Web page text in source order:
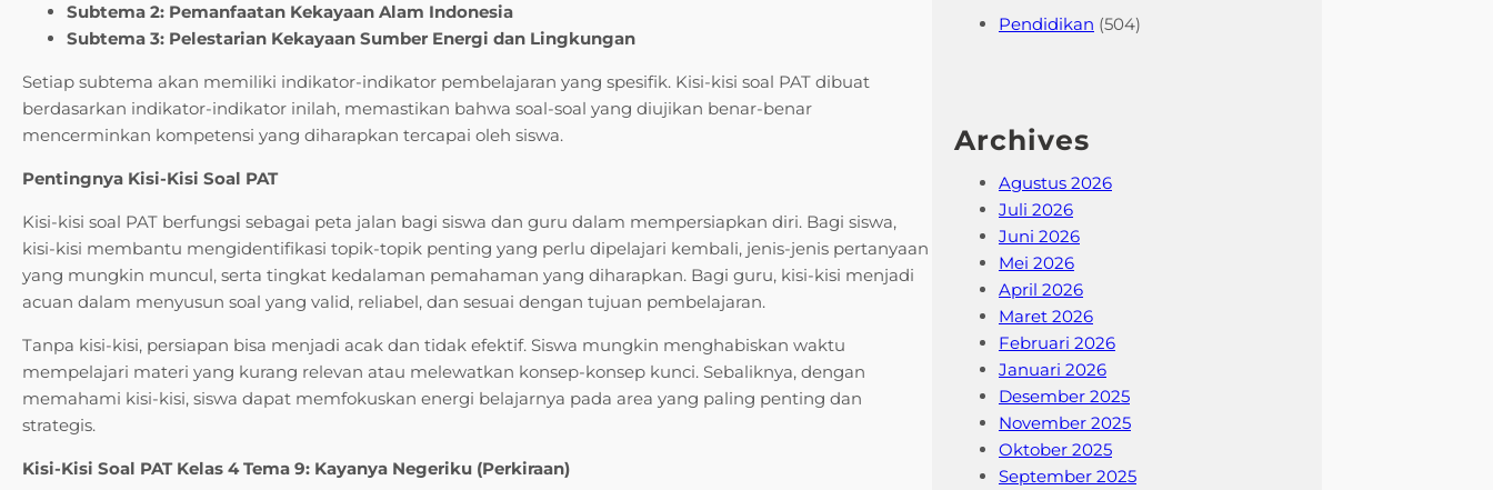
Subtema 2: Pemanfaatan Kekayaan Alam Indonesia
Subtema 3: Pelestarian Kekayaan Sumber Energi dan Lingkungan
Setiap subtema akan memiliki indikator-indikator pembelajaran yang spesifik. Kisi-kisi soal PAT dibuat
berdasarkan indikator-indikator inilah, memastikan bahwa soal-soal yang diujikan benar-benar
mencerminkan kompetensi yang diharapkan tercapai oleh siswa.
Pentingnya Kisi-Kisi Soal PAT
Kisi-kisi soal PAT berfungsi sebagai peta jalan bagi siswa dan guru dalam mempersiapkan diri. Bagi siswa,
kisi-kisi membantu mengidentifikasi topik-topik penting yang perlu dipelajari kembali, jenis-jenis pertanyaan
yang mungkin muncul, serta tingkat kedalaman pemahaman yang diharapkan. Bagi guru, kisi-kisi menjadi
acuan dalam menyusun soal yang valid, reliabel, dan sesuai dengan tujuan pembelajaran.
Tanpa kisi-kisi, persiapan bisa menjadi acak dan tidak efektif. Siswa mungkin menghabiskan waktu
mempelajari materi yang kurang relevan atau melewatkan konsep-konsep kunci. Sebaliknya, dengan
memahami kisi-kisi, siswa dapat memfokuskan energi belajarnya pada area yang paling penting dan
strategis.
Kisi-Kisi Soal PAT Kelas 4 Tema 9: Kayanya Negeriku (Perkiraan)
Pendidikan (504)
Archives
Agustus 2026
Juli 2026
Juni 2026
Mei 2026
April 2026
Maret 2026
Februari 2026
Januari 2026
Desember 2025
November 2025
Oktober 2025
September 2025